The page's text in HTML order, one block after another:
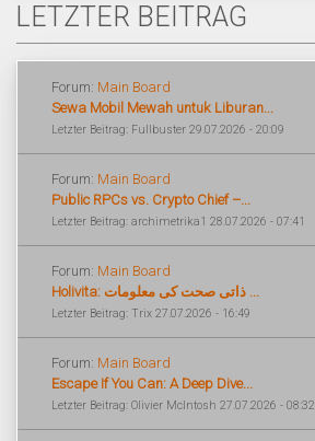
LETZTER BEITRAG
Forum: Main Board
Sewa Mobil Mewah untuk Liburan...
Letzter Beitrag: Fullbuster 29.07.2026 - 20:09
Forum: Main Board
Public RPCs vs. Crypto Chief –...
Letzter Beitrag: archimetrika1 28.07.2026 - 07:41
Forum: Main Board
Holivita: ذاتی صحت کی معلومات ...
Letzter Beitrag: Trix 27.07.2026 - 16:49
Forum: Main Board
Escape If You Can: A Deep Dive...
Letzter Beitrag: Olivier McIntosh 27.07.2026 - 08:32